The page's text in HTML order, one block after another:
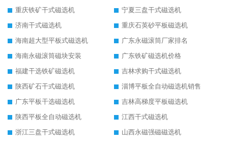
重庆铁矿干式磁选机
宁夏三盘干式磁选机
济南干式磁选机
重庆石英砂平板磁选机
海南超大型平板式磁选机
广东永磁滚筒厂家排名
海南永磁滚筒磁块安装
广东铁矿磁选机价格
福建干选铁矿磁选机
吉林求购干式磁选机
陕西矿石干式磁选机
淄博平板全自动磁选机销售
广东平板干选磁选机
吉林高梯度平板磁选机
陕西平板全自动磁选机
江西干式磁选机
浙江三盘干式磁选机
山西永磁强磁磁选机